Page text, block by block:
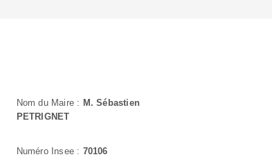
Nom du Maire : M. Sébastien
PETRIGNET
Numéro Insee : 70106